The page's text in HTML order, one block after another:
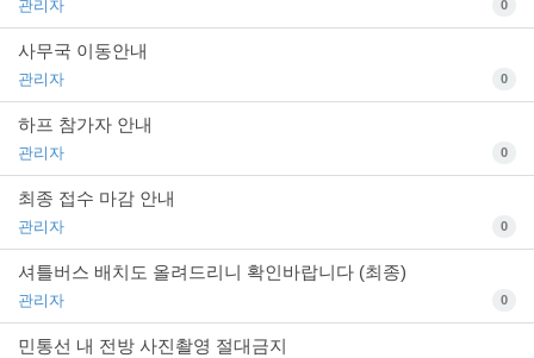
관리자 0
사무국 이동안내
관리자 0
하프 참가자 안내
관리자 0
최종 접수 마감 안내
관리자 0
셔틀버스 배치도 올려드리니 확인바랍니다 (최종)
관리자 0
민통선 내 전방 사진촬영 절대금지